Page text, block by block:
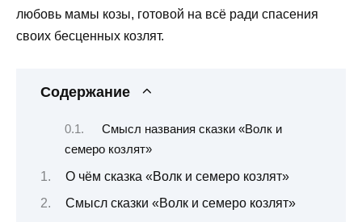
любовь мамы козы, готовой на всё ради спасения
своих бесценных козлят.
Содержание
Смысл названия сказки «Волк и
семеро козлят»
О чём сказка «Волк и семеро козлят»
Смысл сказки «Волк и семеро козлят»